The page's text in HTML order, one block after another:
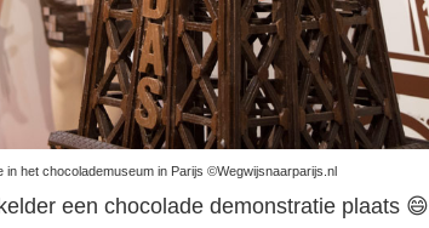
in het chocolademuseum in Parijs ©Wegwijsnaarparijs.nl
een chocolade demonstratie plaats 😄